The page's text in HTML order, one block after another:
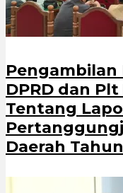
Pengambilan
DPRD dan
Tentang
Daerah